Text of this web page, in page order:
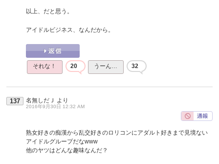
以上、だと思う。
アイドルビジネス、なんだから。
それな！ 20 うーん… 32
137 名無しだＪ より
2016年9月30日 12:32 AM
熟女好きの痴漢から乱交好きのロリコンにアダルト好きまで見境ない
アイドルグループだなwww
他のヤツはどんな趣味なんだ？